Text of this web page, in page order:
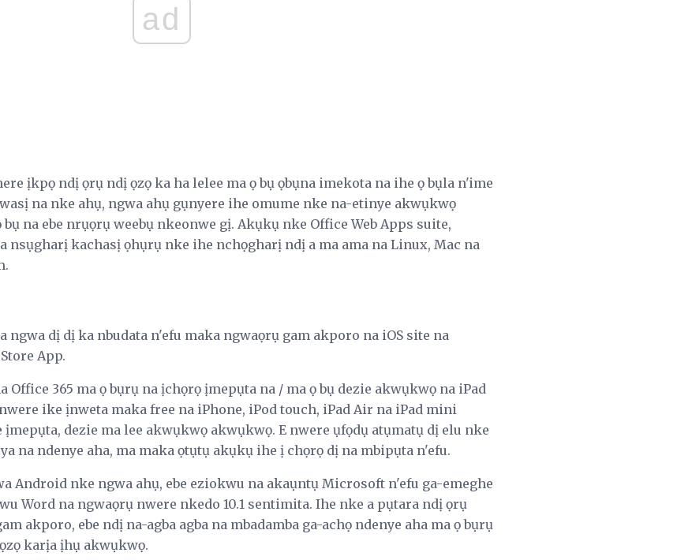
ad
ịkpọ ndị ọrụ ndị ọzọ ka ha lelee ma ọ bụ ọbụna imekota na ihe ọ bụla n'ime
na nke ahụ, ngwa ahụ gụnyere ihe omume nke na-etinye akwụkwọ
bụ na ebe nrụọrụ weebụ nkeonwe gị. Akụkụ nke Office Web Apps suite,
nsụgharị kachasị ọhụrụ nke ihe nchọgharị ndị a ma ama na Linux, Mac na
ngwa dị dị ka nbudata n'efu maka ngwaọrụ gam akporo na iOS site na
App.
Office 365 ma ọ bụrụ na ịchọrọ ịmepụta na / ma ọ bụ dezie akwụkwọ na iPad
ike ịnweta maka free na iPhone, iPod touch, iPad Air na iPad mini
dezie ma lee akwụkwọ akwụkwọ. E nwere ụfọdụ atụmatụ dị elu nke
na ndenye aha, ma maka ọtụtụ akụkụ ihe ị chọrọ dị na mbipụta n'efu.
Android nke ngwa ahụ, ebe eziokwu na akaụntụ Microsoft n'efu ga-emeghe
Word na ngwaọrụ nwere nkedo 10.1 sentimita. Ihe nke a pụtara ndị ọrụ
akporo, ebe ndị na-agba agba na mbadamba ga-achọ ndenye aha ma ọ bụrụ
karịa ịhụ akwụkwọ.